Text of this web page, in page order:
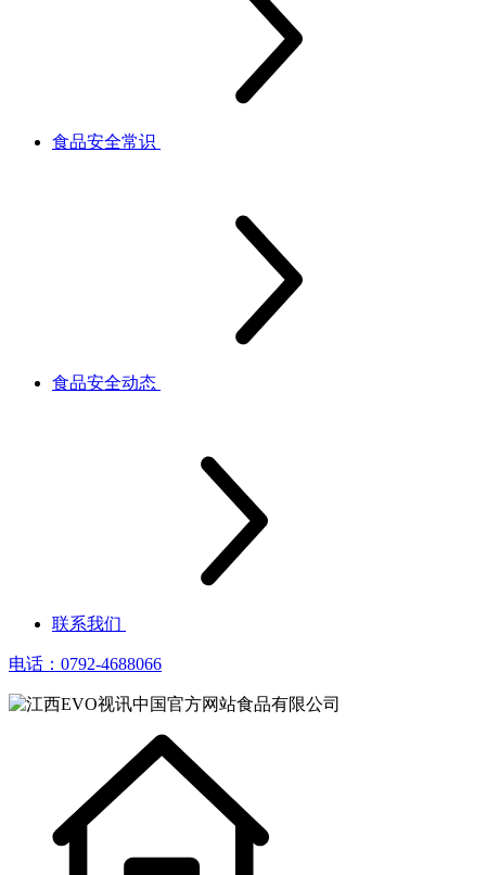
食品安全常识
食品安全动态
联系我们
电话：0792-4688066